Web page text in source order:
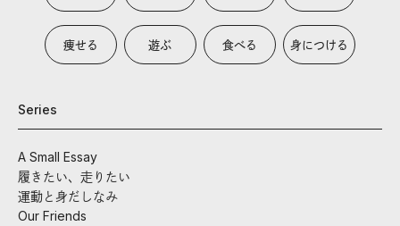
痩せる 遊ぶ 食べる 身につける
Series
A Small Essay
履きたい、走りたい
運動と身だしなみ
Our Friends